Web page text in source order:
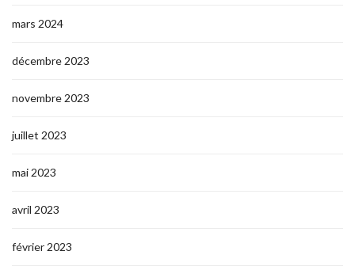
mars 2024
décembre 2023
novembre 2023
juillet 2023
mai 2023
avril 2023
février 2023